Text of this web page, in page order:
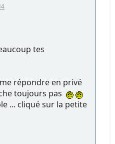
tes
répondre en privé
toujours pas
... cliqué sur la petite